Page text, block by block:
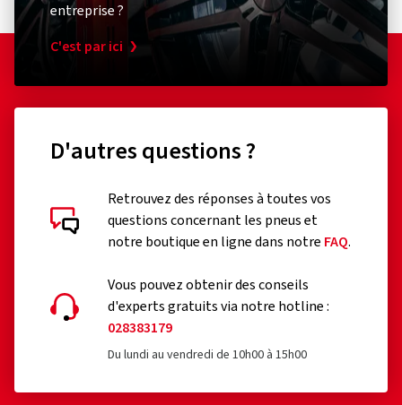
entreprise ?
C'est par ici
D'autres questions ?
Retrouvez des réponses à toutes vos
questions concernant les pneus et
notre boutique en ligne dans notre FAQ.
Vous pouvez obtenir des conseils
d'experts gratuits via notre hotline :
028383179
Du lundi au vendredi de 10h00 à 15h00